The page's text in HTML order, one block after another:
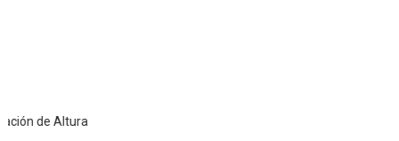
Altura